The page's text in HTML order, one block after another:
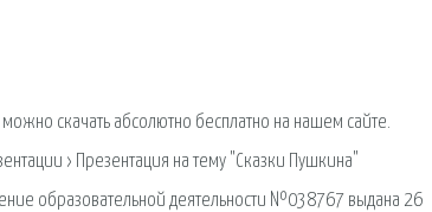
скачать абсолютно бесплатно на нашем сайте.
› Презентация на тему "Сказки Пушкина"
образовательной деятельности №038767 выдана 26